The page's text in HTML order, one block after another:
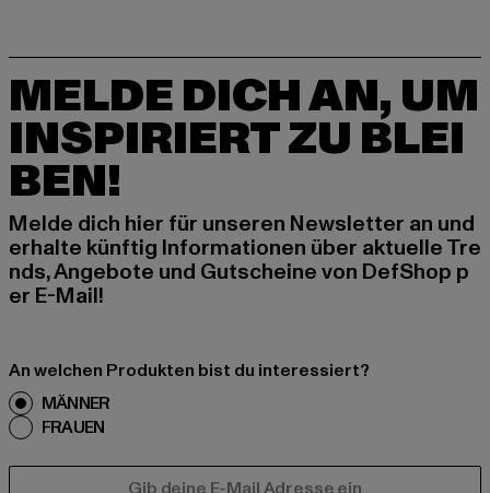
MELDE DICH AN, UM
INSPIRIERT ZU BLEI
BEN!
Melde dich hier für unseren Newsletter an und
erhalte künftig Informationen über aktuelle Tre
nds, Angebote und Gutscheine von DefShop p
er E-Mail!
An welchen Produkten bist du interessiert?
MÄNNER
FRAUEN